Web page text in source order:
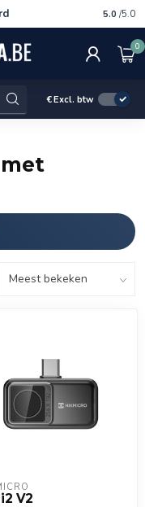
Gratis
5.0 /5.0
0
€Excl. btw
V2